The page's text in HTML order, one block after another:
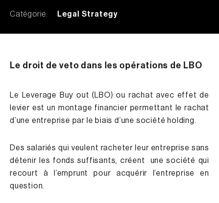
Catégorie. Legal Strategy
Le droit de veto dans les opérations de LBO
Le Leverage Buy out (LBO) ou rachat avec effet de
levier est un montage financier permettant le rachat
d’une entreprise par le biais d’une société holding.
Des salariés qui veulent racheter leur entreprise sans
détenir les fonds suffisants, créent une société qui
recourt à l’emprunt pour acquérir l’entreprise en
question.